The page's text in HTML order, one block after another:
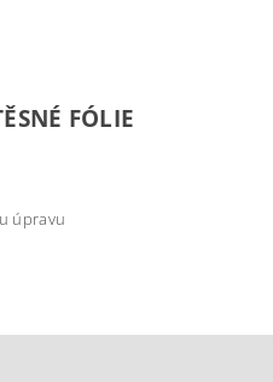
FÓLIE
úpravu